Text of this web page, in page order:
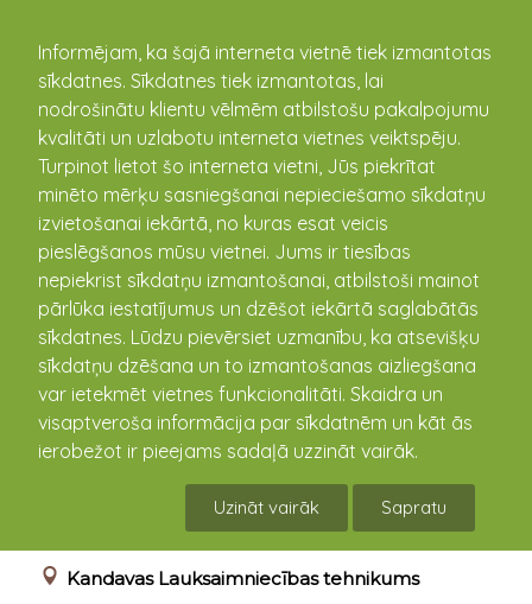
Informējam, ka šajā interneta vietnē tiek izmantotas
sīkdatnes. Sīkdatnes tiek izmantotas, lai
nodrošinātu klientu vēlmēm atbilstošu pakalpojumu
kvalitāti un uzlabotu interneta vietnes veiktspēju.
Turpinot lietot šo interneta vietni, Jūs piekrītat
minēto mērķu sasniegšanai nepieciešamo sīkdatņu
izvietošanai iekārtā, no kuras esat veicis
pieslēgšanos mūsu vietnei. Jums ir tiesības
nepiekrist sīkdatņu izmantošanai, atbilstoši mainot
pārlūka iestatījumus un dzēšot iekārtā saglabātās
sīkdatnes. Lūdzu pievērsiet uzmanību, ka atsevišķu
sīkdatņu dzēšana un to izmantošanas aizliegšana
var ietekmēt vietnes funkcionalitāti. Skaidra un
visaptveroša informācija par sīkdatnēm un kāt ās
ierobežot ir pieejams sadaļā uzzināt vairāk.
Uzināt vairāk Sapratu
kandava.lv
PASĀKUMU
KALENDĀRS
Kandavas novada čempionāts basketbolā,
KLT pret Rūmene, BJSS1 pret Pūre
Kandavas Lauksaimniecības tehnikums